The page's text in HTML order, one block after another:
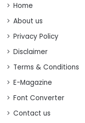
Home
About us
Privacy Policy
Disclaimer
Terms & Conditions
E-Magazine
Font Converter
Contact us